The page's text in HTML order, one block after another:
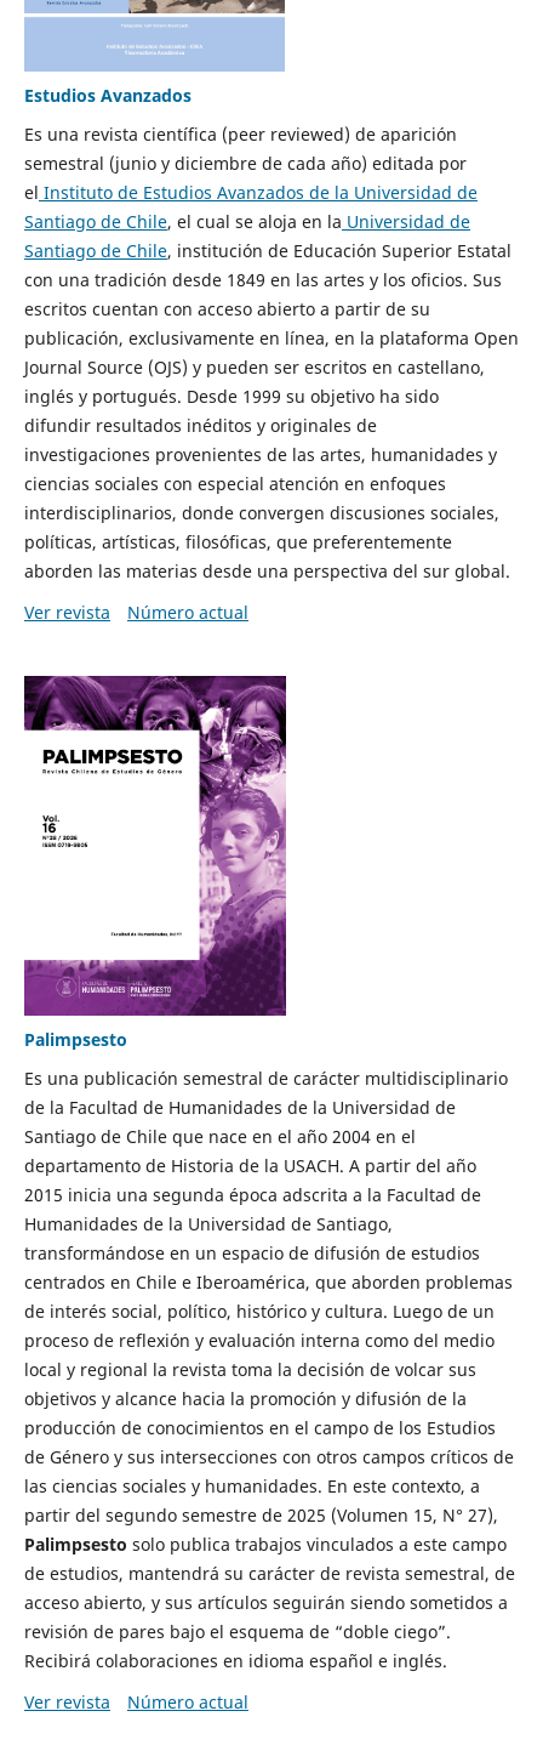
Estudios Avanzados
Es una revista científica (peer reviewed) de aparición
semestral (junio y diciembre de cada año) editada por
el Instituto de Estudios Avanzados de la Universidad de
Santiago de Chile, el cual se aloja en la Universidad de
Santiago de Chile, institución de Educación Superior Estatal
con una tradición desde 1849 en las artes y los oficios. Sus
escritos cuentan con acceso abierto a partir de su
publicación, exclusivamente en línea, en la plataforma Open
Journal Source (OJS) y pueden ser escritos en castellano,
inglés y portugués. Desde 1999 su objetivo ha sido
difundir resultados inéditos y originales de
investigaciones provenientes de las artes, humanidades y
ciencias sociales con especial atención en enfoques
interdisciplinarios, donde convergen discusiones sociales,
políticas, artísticas, filosóficas, que preferentemente
aborden las materias desde una perspectiva del sur global.
Ver revista
Número actual
Palimpsesto
Es una publicación semestral de carácter multidisciplinario
de la Facultad de Humanidades de la Universidad de
Santiago de Chile que nace en el año 2004 en el
departamento de Historia de la USACH. A partir del año
2015 inicia una segunda época adscrita a la Facultad de
Humanidades de la Universidad de Santiago,
transformándose en un espacio de difusión de estudios
centrados en Chile e Iberoamérica, que aborden problemas
de interés social, político, histórico y cultura. Luego de un
proceso de reflexión y evaluación interna como del medio
local y regional la revista toma la decisión de volcar sus
objetivos y alcance hacia la promoción y difusión de la
producción de conocimientos en el campo de los Estudios
de Género y sus intersecciones con otros campos críticos de
las ciencias sociales y humanidades. En este contexto, a
partir del segundo semestre de 2025 (Volumen 15, N° 27),
Palimpsesto solo publica trabajos vinculados a este campo
de estudios, mantendrá su carácter de revista semestral, de
acceso abierto, y sus artículos seguirán siendo sometidos a
revisión de pares bajo el esquema de “doble ciego”.
Recibirá colaboraciones en idioma español e inglés.
Ver revista
Número actual